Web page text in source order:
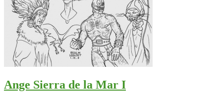
Ange Sierra de la Mar I